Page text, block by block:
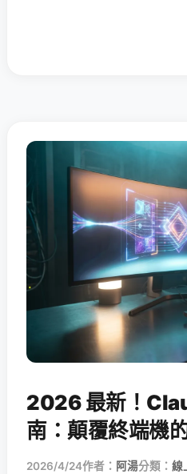
2026 最新！
南：顛覆終端機
2026/4/24作者： 阿湯分類： 線